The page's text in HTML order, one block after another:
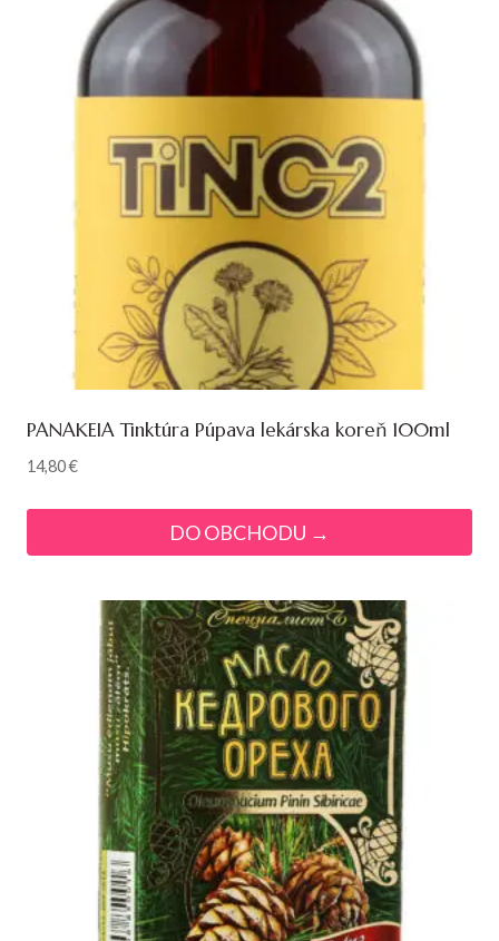
PANAKEIA Tinktúra Púpava lekárska koreň 100ml
14,80€
DO OBCHODU →